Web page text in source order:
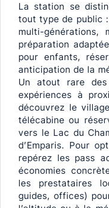
La station se
tout type de public
multi-générations,
préparation
pour enfants,
anticipation de la
Un atout rare
expériences à
découvrez le
télécabine ou
vers le Lac du
d’Emparis. Pour
repérez les pass
économies
les prestataires
guides, offices)